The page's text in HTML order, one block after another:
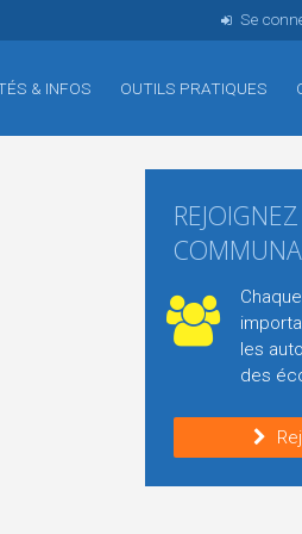
Se
& INFOS OUTILS PRATIQUES
les
des